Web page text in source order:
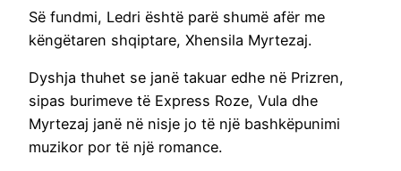
Së fundmi, Ledri është parë shumë afër me
këngëtaren shqiptare, Xhensila Myrtezaj.
Dyshja thuhet se janë takuar edhe në Prizren,
sipas burimeve të Express Roze, Vula dhe
Myrtezaj janë në nisje jo të një bashkëpunimi
muzikor por të një romance.